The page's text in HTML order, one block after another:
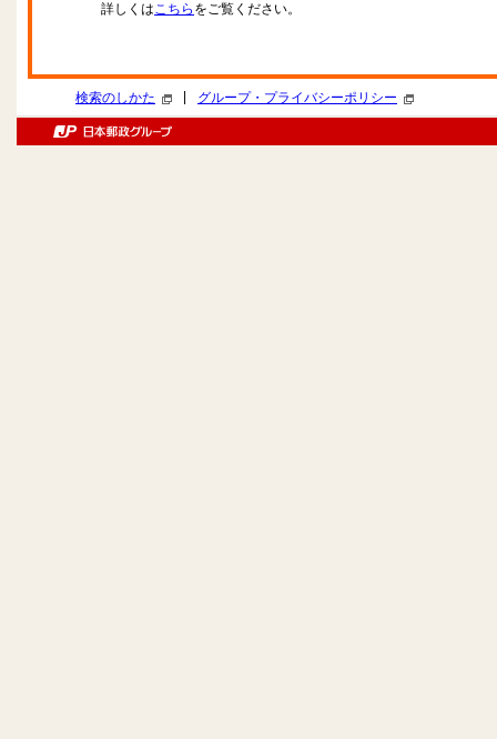
詳しくはこちら をご覧ください。
検索のしかた グループ・プライバシーポリシー